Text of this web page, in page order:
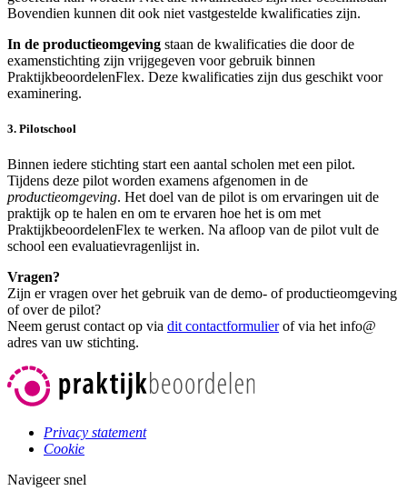
Bovendien kunnen dit ook niet vastgestelde kwalificaties zijn.
In de productieomgeving staan de kwalificaties die door de
examenstichting zijn vrijgegeven voor gebruik binnen
PraktijkbeoordelenFlex. Deze kwalificaties zijn dus geschikt voor
examinering.
3. Pilotschool
Binnen iedere stichting start een aantal scholen met een pilot.
Tijdens deze pilot worden examens afgenomen in de
productieomgeving. Het doel van de pilot is om ervaringen uit de
praktijk op te halen en om te ervaren hoe het is om met
PraktijkbeoordelenFlex te werken. Na afloop van de pilot vult de
school een evaluatievragenlijst in.
Vragen?
Zijn er vragen over het gebruik van de demo- of productieomgeving
of over de pilot?
Neem gerust contact op via dit contactformulierof via het info@
adres van uw stichting.
Privacy statement
Cookie
Navigeer snel